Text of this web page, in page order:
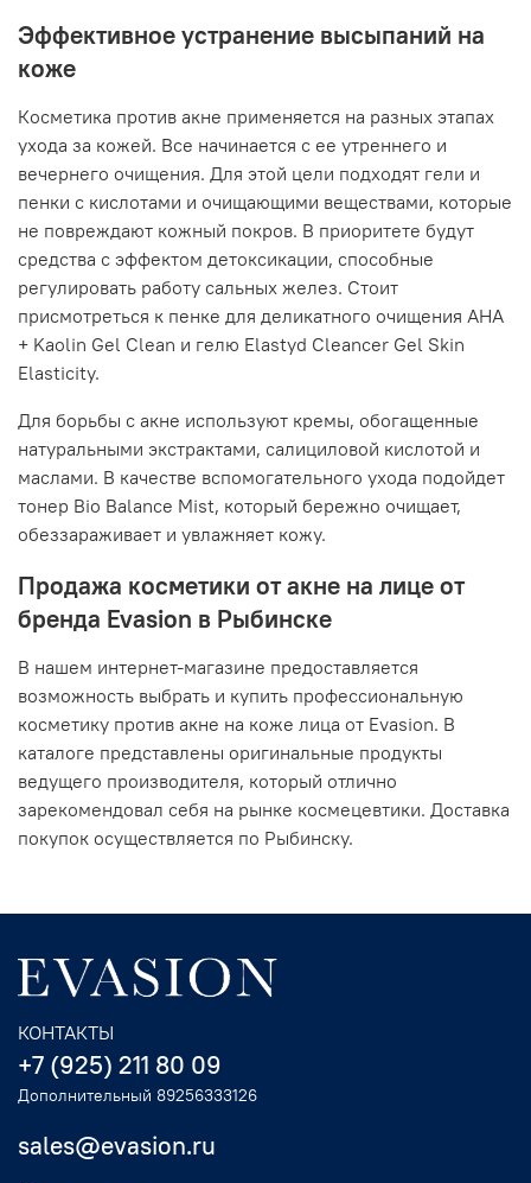
Эффективное устранение высыпаний на
коже
Косметика против акне применяется на разных этапах
ухода за кожей. Все начинается с ее утреннего и
вечернего очищения. Для этой цели подходят гели и
пенки с кислотами и очищающими веществами, которые
не повреждают кожный покров. В приоритете будут
средства с эффектом детоксикации, способные
регулировать работу сальных желез. Стоит
присмотреться к пенке для деликатного очищения AHA
+ Kaolin Gel Clean и гелю Elastyd Cleancer Gel Skin
Elasticity.
Для борьбы с акне используют кремы, обогащенные
натуральными экстрактами, салициловой кислотой и
маслами. В качестве вспомогательного ухода подойдет
тонер Bio Balance Mist, который бережно очищает,
обеззараживает и увлажняет кожу.
Продажа косметики от акне на лице от
бренда Evasion в Рыбинске
В нашем интернет-магазине предоставляется
возможность выбрать и купить профессиональную
косметику против акне на коже лица от Evasion. В
каталоге представлены оригинальные продукты
ведущего производителя, который отлично
зарекомендовал себя на рынке космецевтики. Доставка
покупок осуществляется по Рыбинску.
КОНТАКТЫ
+7 (925) 211 80 09
Дополнительный 89256333126
sales@evasion.ru